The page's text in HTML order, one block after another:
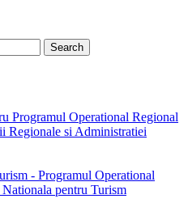
Programul Operational Regional
Regionale si Administratiei
- Programul Operational
pentru Turism